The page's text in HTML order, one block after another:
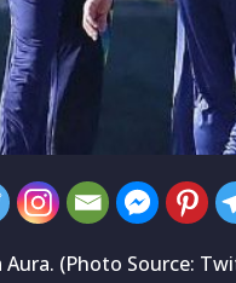
Aura. (Photo Source: